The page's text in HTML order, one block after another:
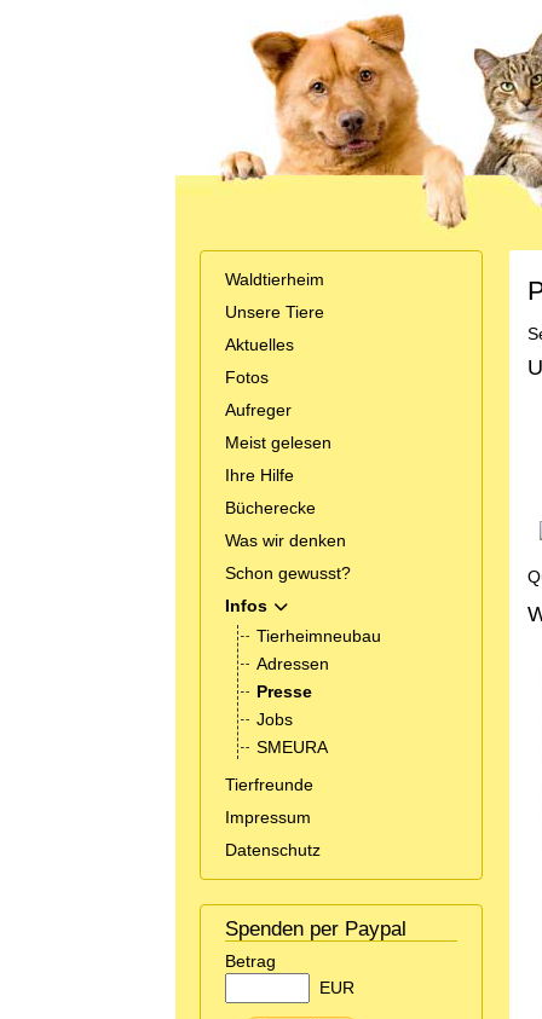
Waldtierheim
Unsere Tiere
Aktuelles
Fotos
Aufreger
Meist gelesen
Ihre Hilfe
Bücherecke
Was wir denken
Schon gewusst?
Infos
Tierheimneubau
Adressen
Presse
Jobs
SMEURA
Tierfreunde
Impressum
Datenschutz
Spenden per Paypal
Betrag
EUR